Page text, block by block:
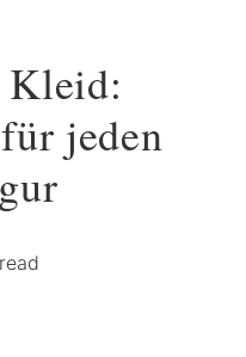
Kleid:
jeden